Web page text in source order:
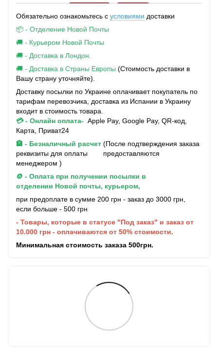
Обязательно ознакомьтесь с условиями доставки
📦 - Отделение Новой Почты
🚚 - Курьером Новой Почты
🚚 - Доставка в Лондон.
🚚 - Доставка в Страны Европы (Стоимость доставки в
Вашу страну уточняйте).
Доставку посылки по Украине оплачивает покупатель по
тарифам перевозчика, доставка из Испании в Украину
входит в стоимость товара.
💳 - Онлайн оплата- Apple Pay, Google Pay, QR-код,
Карта, Приват24
🏦 - Безналичный расчет (После подтверждения заказа
реквизиты для оплаты предоставляются
менеджером )
🪙 - Оплата при получении посылки в
отделении Новой почты, курьером,
при предоплате в сумме 200 грн - заказ до 3000 грн,
если больше - 500 грн
- Товары, которые в статусе "Под заказ" и заказ от
10.000 грн - оплачиваются от 50% стоимости.
Минимальная стоимость заказа 500грн.